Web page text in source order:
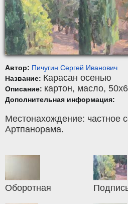
Автор: Пичугин Сергей Иванович
Название: Карасан осенью
Описание: картон, масло,
Дополнительная информация:
Местонахождение: частное
Артпанорама.
Оборотная